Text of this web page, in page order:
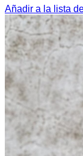
Añadir a la lista